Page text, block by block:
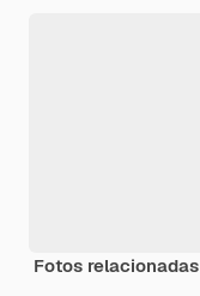
Fotos relacionadas